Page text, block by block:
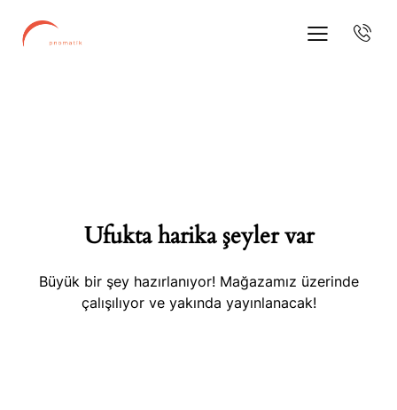
Ufukta harika şeyler var
Büyük bir şey hazırlanıyor! Mağazamız üzerinde
çalışılıyor ve yakında yayınlanacak!